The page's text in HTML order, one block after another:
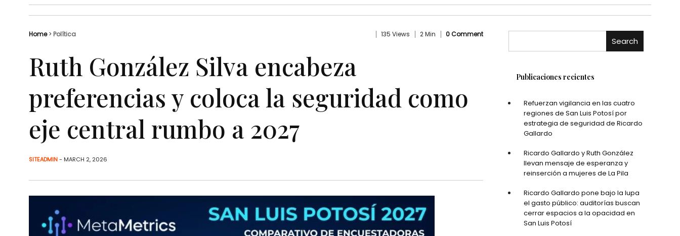
Home> Política 135 Views 2 Min 0 Comment
Ruth González Silva encabeza
preferencias y coloca la seguridad como
eje central rumbo a 2027
SITEADMIN- MARCH 2, 2026
Search
Publicaciones recientes
Refuerzan vigilancia en las cuatro
regiones de San Luis Potosí por
estrategia de seguridad de Ricardo
Gallardo
Ricardo Gallardo y Ruth González
llevan mensaje de esperanza y
reinserción a mujeres de La Pila
Ricardo Gallardo pone bajo la lupa
el gasto público: auditorías buscan
cerrar espacios a la opacidad en
San Luis Potosí